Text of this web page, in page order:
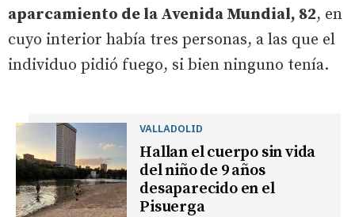
aparcamiento de la Avenida Mundial, 82, en
cuyo interior había tres personas, a las que el
individuo pidió fuego, si bien ninguno tenía.
VALLADOLID
Hallan el cuerpo sin vida
del niño de 9 años
desaparecido en el
Pisuerga